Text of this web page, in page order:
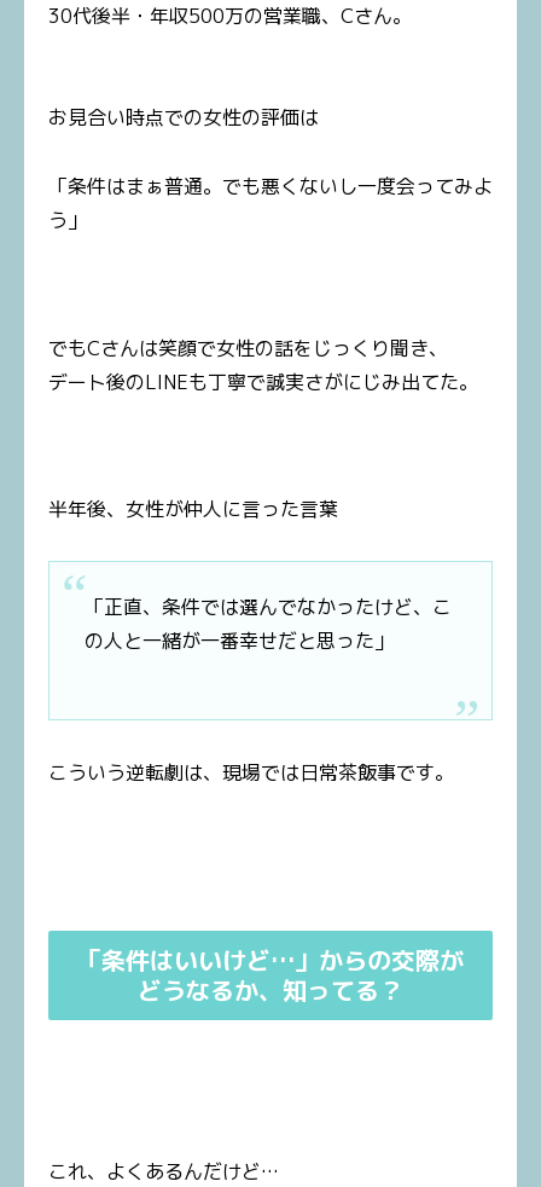
30代後半・年収500万の営業職、Cさん。
お見合い時点での女性の評価は
「条件はまぁ普通。でも悪くないし一度会ってみよ
う」
でもCさんは笑顔で女性の話をじっくり聞き、
デート後のLINEも丁寧で誠実さがにじみ出てた。
半年後、女性が仲人に言った言葉
「正直、条件では選んでなかったけど、こ
の人と一緒が一番幸せだと思った」
こういう逆転劇は、現場では日常茶飯事です。
「条件はいいけど…」からの交際が
どうなるか、知ってる？
これ、よくあるんだけど…